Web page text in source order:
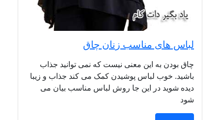
لباس های مناسب زنان چاق
چاق بودن به این معنی نیست که نمی توانید جذاب
باشید. خوب لباس پوشیدن کمک می کند جذاب و زیبا
دیده شوید در این جا روش لباس مناسب بیان می
شود